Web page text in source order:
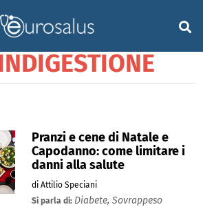
Pranzi e cene di Natale e
Capodanno: come limitare i
danni alla salute
di Attilio Speciani
Si parla di: Diabete, Sovrappeso